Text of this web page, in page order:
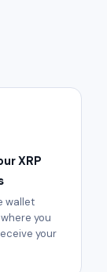
XRP
wallet
you
your